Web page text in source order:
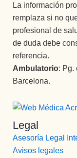
La información
remplaza si no
profesional de
de duda debe
referencia.
Ambulatorio: Pg.
Barcelona.
Legal
Asesoría Legal
Avisos legales